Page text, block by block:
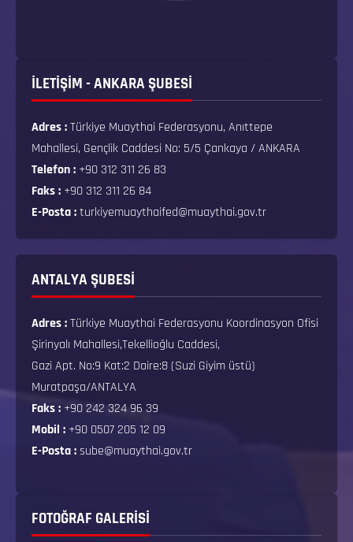
İLETİŞİM - ANKARA ŞUBESİ
Adres :Türkiye Muaythai Federasyonu, Anıttepe
Mahallesi, Gençlik Caddesi No: 5/5 Çankaya / ANKARA
Telefon : +90 312 311 26 83
Faks : +90 312 311 26 84
E-Posta :turkiyemuaythaifed@muaythai.gov.tr
ANTALYA ŞUBESİ
Adres :Türkiye Muaythai Federasyonu Koordinasyon Ofisi
Şirinyalı Mahallesi,Tekellioğlu Caddesi,
Gazi Apt. No:9 Kat:2 Daire:8 (Suzi Giyim üstü)
Muratpaşa/ANTALYA
Faks : +90 242 324 96 39
Mobil : +90 0507 205 12 09
E-Posta :sube@muaythai.gov.tr
FOTOĞRAF GALERISI